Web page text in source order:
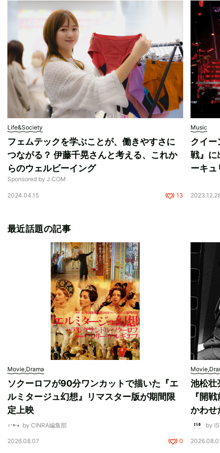
Life&Society
フェムテックを学ぶことが、働きやすさに
つながる？ 伊藤千晃さんと考える、これか
らのウェルビーイング
Sponsored by J:COM
2024.04.15 13
Music
クイー
戦』に
ーキュ
最近話題の記事
Movie,Drama
ソクーロフが90分ワンカットで描いた『エ
ルミタージュ幻想』リマスター版が期間限
定上映
by CINRA編集部
2026.08.07 0
池松壮
『開
かわせ
by